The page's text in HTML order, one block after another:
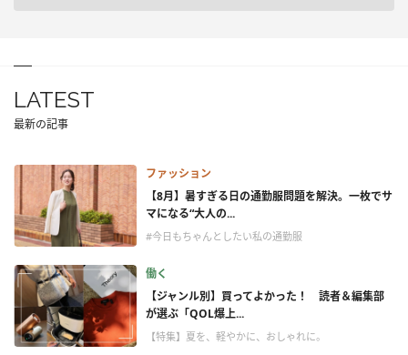
LATEST
最新の記事
ファッション
【8月】暑すぎる日の通勤服問題を解決。一枚でサ
マになる“大人の...
#今日もちゃんとしたい私の通勤服
働く
【ジャンル別】買ってよかった！ 読者＆編集部
が選ぶ「QOL爆上...
【特集】夏を、軽やかに、おしゃれに。